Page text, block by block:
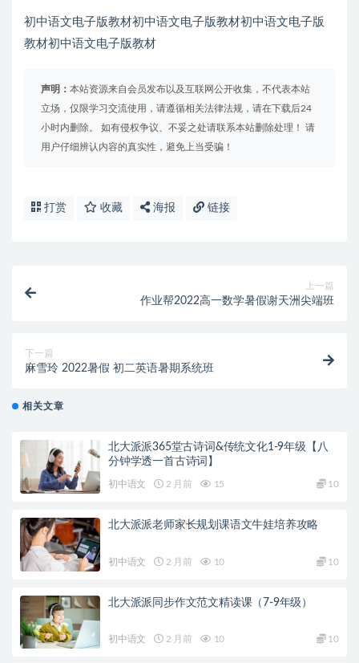
初中语文电子版教材初中语文电子版教材初中语文电子版
教材初中语文电子版教材
声明： 本站资源来自会员发布以及互联网公开收集，不代表本站
立场，仅限学习交流使用，请遵循相关法律法规，请在下载后24
小时内删除。 如有侵权争议、不妥之处请联系本站删除处理！ 请
用户仔细辨认内容的真实性，避免上当受骗！
打赏 收藏 海报 链接
上一篇
作业帮2022高一数学暑假谢天洲尖端班
下一篇
麻雪玲 2022暑假 初二英语暑期系统班
相关文章
北大派派365堂古诗词&传统文化1-9年级【八
分钟学透一首古诗词】
初中语文 2 月前 15 10
北大派派老师家长规划课语文牛娃培养攻略
初中语文 2 月前 10 10
北大派派同步作文范文精读课（7-9年级）
初中语文 2 月前 10 10